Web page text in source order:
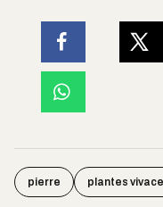
pierre plantes